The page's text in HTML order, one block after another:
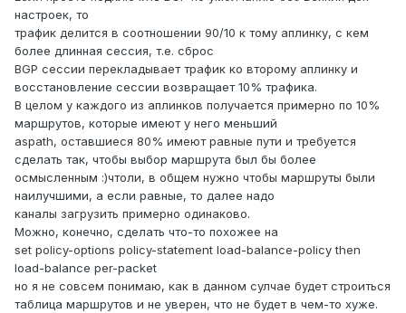
настроек, то
трафик делится в соотношении 90/10 к тому аплинку, с кем
более длинная сессия, т.е. сброс
BGP сессии перекладывает трафик ко второму аплинку и
восстановление сессии возвращает 10% трафика.
В целом у каждого из аплинков получается примерно по 10%
маршрутов, которые имеют у него меньший
aspath, оставшиеся 80% имеют равные пути и требуется
сделать так, чтобы выбор маршрута был бы более
осмысленным :)чтоли, в общем нужно чтобы маршруты были
наилучшими, а если равные, то далее надо
каналы загрузить примерно одинаково.
Можно, конечно, сделать что-то похожее на
set policy-options policy-statement load-balance-policy then
load-balance per-packet
но я не совсем понимаю, как в данном сулчае будет строиться
таблица маршрутов и не уверен, что не будет в чем-то хуже.